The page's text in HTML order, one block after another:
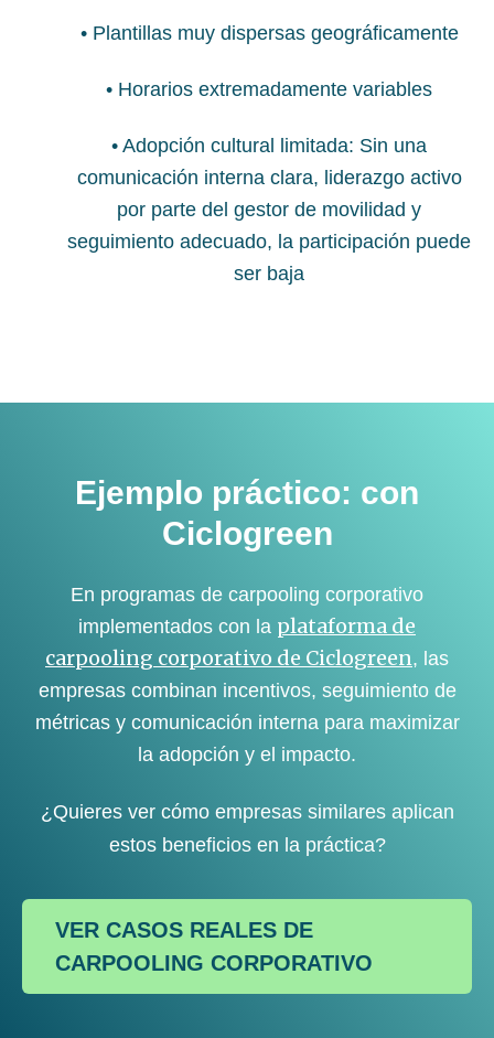
• Plantillas muy dispersas geográficamente
• Horarios extremadamente variables
• Adopción cultural limitada: Sin una
comunicación interna clara, liderazgo activo
por parte del gestor de movilidad y
seguimiento adecuado, la participación puede
ser baja
Ejemplo práctico: con
Ciclogreen
En programas de carpooling corporativo
implementados con la plataforma de
carpooling corporativo de Ciclogreen, las
empresas combinan incentivos, seguimiento de
métricas y comunicación interna para maximizar
la adopción y el impacto.
¿Quieres ver cómo empresas similares aplican
estos beneficios en la práctica?
VER CASOS REALES DE
CARPOOLING CORPORATIVO